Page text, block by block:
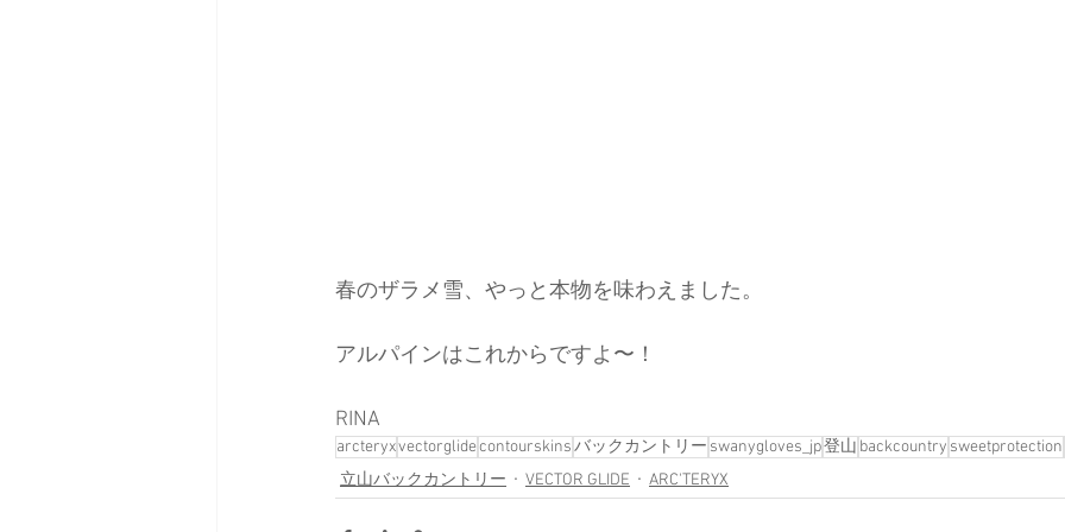
春のザラメ雪、やっと本物を味わえました。
アルパインはこれからですよ〜！
RINA
arcteryxvectorglidecontourskinsバックカントリー swanygloves_jp登山 backcountry sweetprotection
立山バックカントリー
VECTOR GLIDE ARC'TERYX